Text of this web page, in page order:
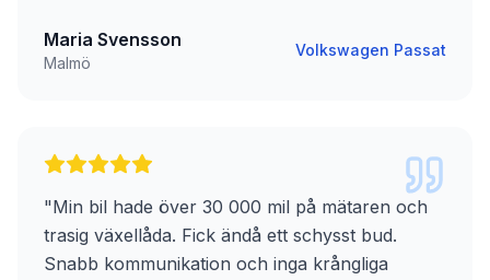
Maria Svensson
Malmö
Volkswagen Passat
"Min bil hade över 30 000 mil på mätaren och
trasig växellåda. Fick ändå ett schysst bud.
Snabb kommunikation och inga krångliga